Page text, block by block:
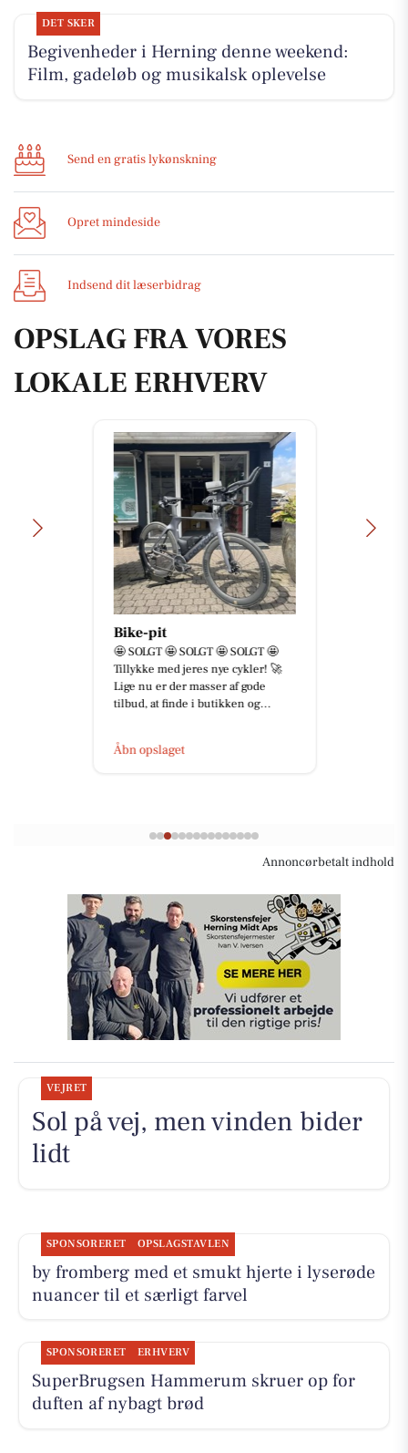
DET SKER
Begivenheder i Herning denne weekend:
Film, gadeløb og musikalsk oplevelse
Send en gratis lykønskning
Opret mindeside
Indsend dit læserbidrag
OPSLAG FRA VORES
LOKALE ERHVERV
Bike-pit
🤩 SOLGT 🤩 SOLGT 🤩 SOLGT 🤩
Tillykke med jeres nye cykler! 🚀
Lige nu er der masser af gode
tilbud, at finde i butikken og...
Åbn opslaget
Annoncørbetalt indhold
VEJRET
Sol på vej, men vinden bider
lidt
SPONSORERET OPSLAGSTAVLEN
by fromberg med et smukt hjerte i lyserøde
nuancer til et særligt farvel
SPONSORERET ERHVERV
SuperBrugsen Hammerum skruer op for
duften af nybagt brød